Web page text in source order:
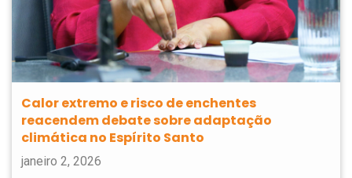
Calor extremo e risco de enchentes
reacendem debate sobre adaptação
climática no Espírito Santo
janeiro 2, 2026